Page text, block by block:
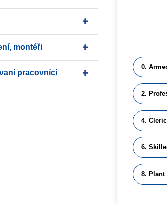
montéři
pracovníci
0.
2.
4.
8. Plant